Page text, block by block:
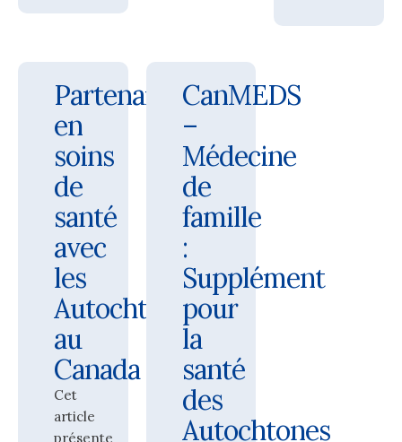
Partenariats
en
soins
de
santé
avec
les
Autochtones
au
Canada
Cet
article
présente
CanMEDS
–
Médecine
de
famille
:
Supplément
pour
la
santé
des
Autochtones